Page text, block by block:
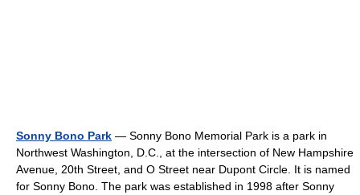
Sonny Bono Park — Sonny Bono Memorial Park is a park in
Northwest Washington, D.C., at the intersection of New Hampshire
Avenue, 20th Street, and O Street near Dupont Circle. It is named
for Sonny Bono. The park was established in 1998 after Sonny